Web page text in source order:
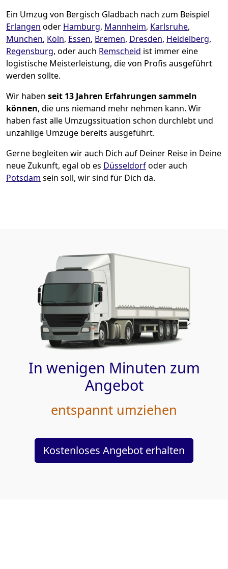
Ein Umzug von Bergisch Gladbach nach zum Beispiel
Erlangen oder Hamburg, Mannheim, Karlsruhe,
München, Köln, Essen, Bremen, Dresden, Heidelberg,
Regensburg, oder auch Remscheid ist immer eine
logistische Meisterleistung, die von Profis ausgeführt
werden sollte.
Wir haben seit 13 Jahren Erfahrungen sammeln
können, die uns niemand mehr nehmen kann. Wir
haben fast alle Umzugssituation schon durchlebt und
unzählige Umzüge bereits ausgeführt.
Gerne begleiten wir auch Dich auf Deiner Reise in Deine
neue Zukunft, egal ob es Düsseldorfoder auch
Potsdam sein soll, wir sind für Dich da.
In wenigen Minuten zum
Angebot
entspannt umziehen
Kostenloses Angebot erhalten